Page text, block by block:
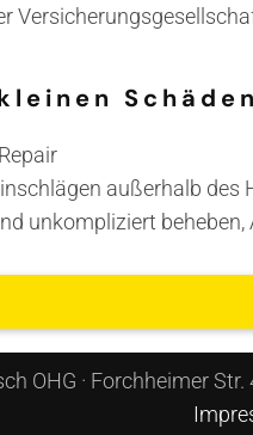
außerhalb
unkompliziert
OHG · Forchheimer